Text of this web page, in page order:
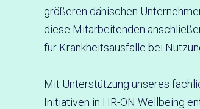
größeren dänischen
diese Mitarbeitenden
für Krankheitsausfälle bei
Mit Unterstützung unseres
Initiativen in HR-ON Wellbeing